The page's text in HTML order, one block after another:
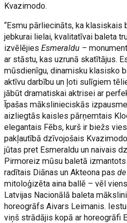
Kvazimodo.
“Esmu pārliecināts, ka klasiskais
jebkurai lielai, kvalitatīvai baleta
izvēlējiesEsmeraldu –
ar stāstu, kas uzrunā skatītājus.
mūsdienīgu, dinamisku klasisko
aktīvu darbību un ļoti sulīgiem
jābūt dramatiskai aktrisei ar
Īpašas mākslinieciskās
aizliegtās kaisles pārņemtais
elegantais Fēbs, kurš ir biežs
pakļautībā dzīvojošais
jūtas pret Esmeraldu un naivais
Pirmoreiz mūsu baletā izmantots
radītais Diānas un Akteona pas
mitoloģizēta aina ballē – vēl
Latvijas Nacionālā baleta
horeogrāfs Aivars Leimanis.
viņš strādājis kopā ar horeogrāfi